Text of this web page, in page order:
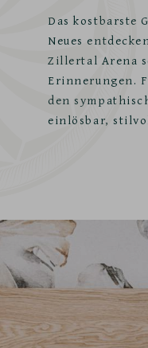
Das kostbarste
Neues
Zillertal Arena
Erinnerungen.
den
einlösbar,